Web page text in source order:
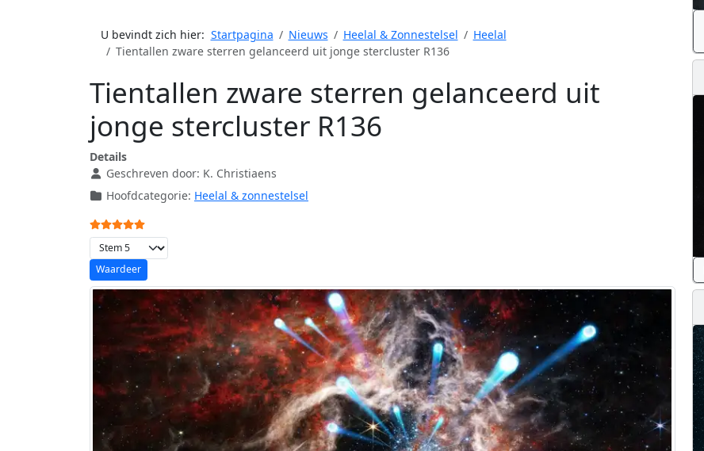
U bevindt zich hier: Startpagina Nieuws Heelal & Zonnestelsel
Heelal
Tientallen zware sterren gelanceerd uit jonge stercluster R136
Tientallen zware sterren gelanceerd uit
jonge stercluster R136
Details
Geschreven door: K. Christiaens
Hoofdcategorie: Heelal & zonnestelsel
Gebruikerswaardering:
Voeg waardering toe